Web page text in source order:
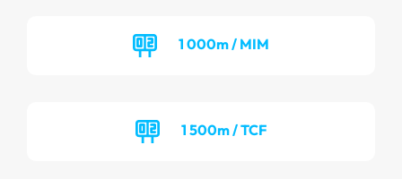
1 000m / MIM
1 500m / TCF